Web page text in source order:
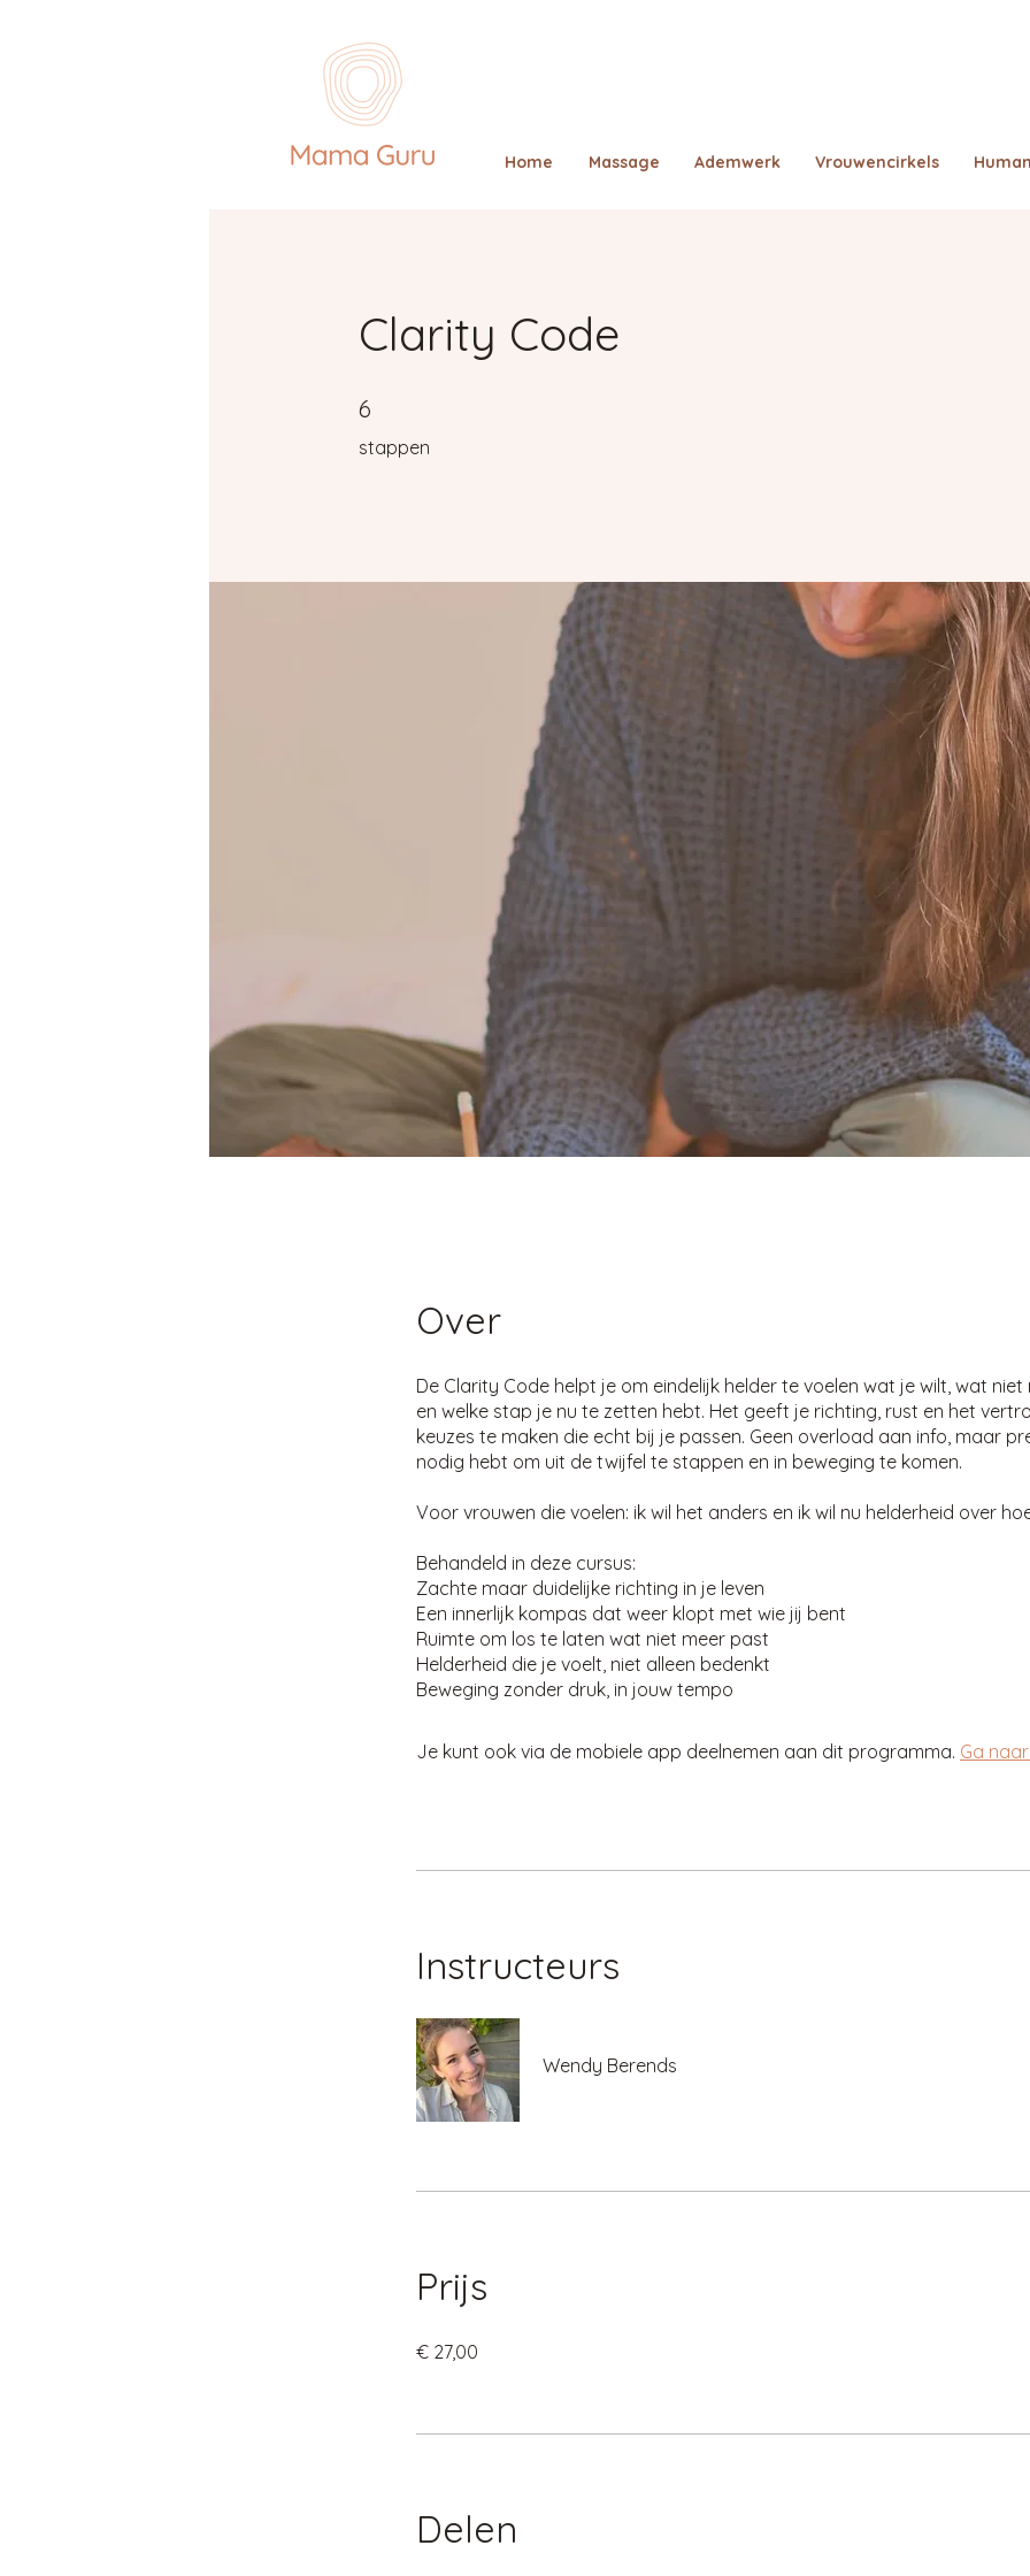
Home Massage Ademwerk Vrouwencirkels
Clarity Code
6
stappen
6 stappen
Over
De Clarity Code helpt je om eindelijk helder te voelen wat je wilt, wat
en welke stap je nu te zetten hebt. Het geeft je richting, rust en het
keuzes te maken die echt bij je passen. Geen overload aan info, maar
nodig hebt om uit de twijfel te stappen en in beweging te komen.
Voor vrouwen die voelen: ik wil het anders en ik wil nu helderheid over
Behandeld in deze cursus:
Zachte maar duidelijke richting in je leven
Een innerlijk kompas dat weer klopt met wie jij bent
Ruimte om los te laten wat niet meer past
Helderheid die je voelt, niet alleen bedenkt
Beweging zonder druk, in jouw tempo
Je kunt ook via de mobiele app deelnemen aan dit programma. Ga
Instructeurs
Wendy Berends
Prijs
€ 27,00
Delen